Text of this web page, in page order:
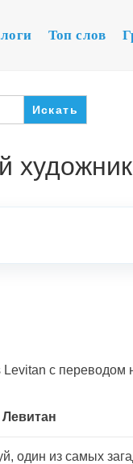
Топ слов
с переводом
один из самых